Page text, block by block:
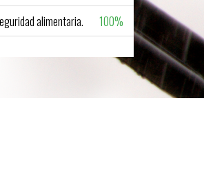
alimentaria. 100%